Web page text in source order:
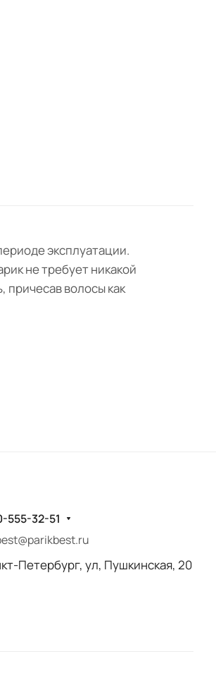
эксплуатации.
не требует никакой
волосы как
555-32-51
Петербург, ул, Пушкинская, 20